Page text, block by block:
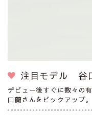
注目モデル 谷
デビュー後すぐに数々の
口蘭さんをピックアップ。